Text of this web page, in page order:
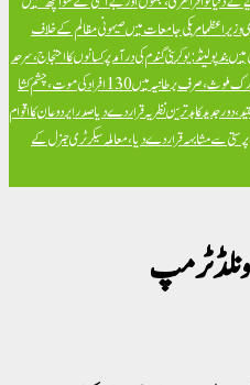
امریکی جامعات میں صیہونی مظالم کے خلاف
بندپولینڈ: یوکرینی گندم کی درآمد پر کسانوں کا احتجاج، سرحد
خود کشی کے لیے آن لائن سہولت، بین الاقوامی نیٹ ورک ملوث، صرف برطانیہ میں 130 افراد کی موت، چشم کشا
جدید کا بدترین نظریہ قرار دے دیاصدر ایردوعان کا اقوام
سے مشابہہ قرار دے دیا، معاملہ سیکرٹری جنرل کے